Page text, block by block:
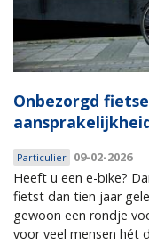
Onbezorgd
Particulier 09-02-2026
Heeft u een e-bike?
fietst dan tien jaar
gewoon een rondje
voor veel mensen hét